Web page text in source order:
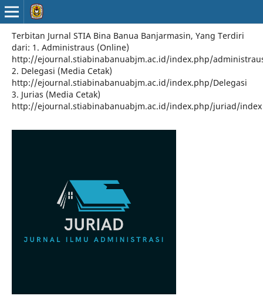
Terbitan Jurnal STIA Bina Banua Banjarmasin, Yang Terdiri
dari: 1. Administraus (Online)
http://ejournal.stiabinabanuabjm.ac.id/index.php/
2. Delegasi (Media Cetak)
http://ejournal.stiabinabanuabjm.ac.id/index.php/Delegasi
3. Jurias (Media Cetak)
http://ejournal.stiabinabanuabjm.ac.id/index.php/juriad/index